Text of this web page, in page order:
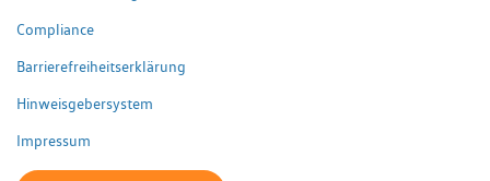
Compliance
Barrierefreiheitserklärung
Hinweisgebersystem
Impressum